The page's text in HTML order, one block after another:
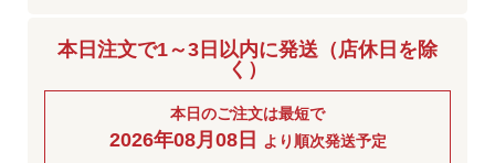
本日注文で1～3日以内に発送（店休日を除
く）
本日のご注文は最短で
2026年08月08日 より順次発送予定